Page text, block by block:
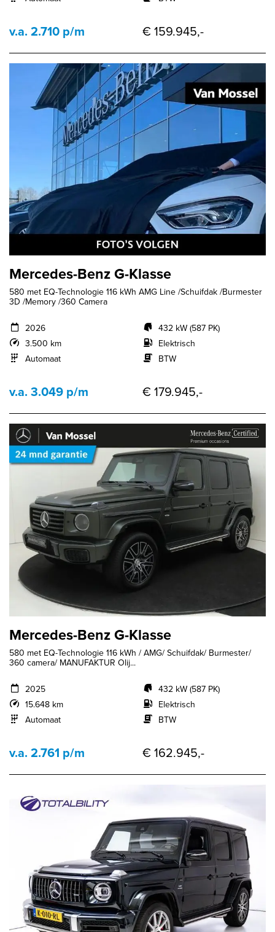
v.a. 2.710 p/m € 159.945,-
Mercedes-Benz G-Klasse
580 met EQ-Technologie 116 kWh AMG Line /Schuifdak /Burmester
3D /Memory /360 Camera
2026
3.500 km
Automaat
432 kW (587 PK)
Elektrisch
BTW
v.a. 3.049 p/m € 179.945,-
Mercedes-Benz G-Klasse
580 met EQ-Technologie 116 kWh / AMG/ Schuifdak/ Burmester/
360 camera/ MANUFAKTUR Olij...
2025
15.648 km
Automaat
432 kW (587 PK)
Elektrisch
BTW
v.a. 2.761 p/m € 162.945,-